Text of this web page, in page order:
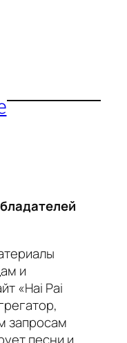
и
«Hai Pai
запросам
песни и